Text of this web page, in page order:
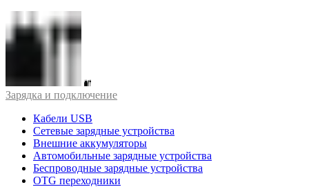
Зарядка и подключение
Кабели USB
Сетевые зарядные устройства
Внешние аккумуляторы
Автомобильные зарядные устройства
Беспроводные зарядные устройства
OTG переходники